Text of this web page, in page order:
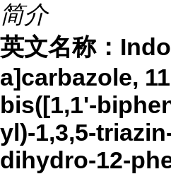
简介
英文名称：
a]carbazole,
bis([1,1'-
yl)-1,3,5-
dihydro-12-